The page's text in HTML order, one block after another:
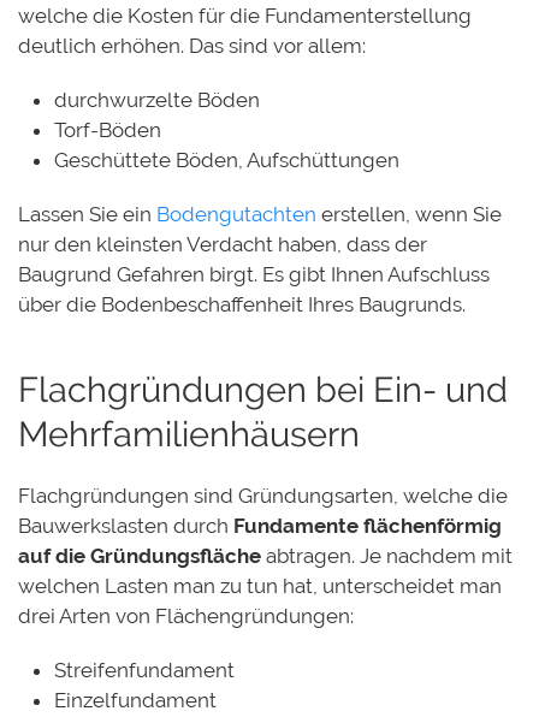
welche die Kosten für die Fundamenterstellung
deutlich erhöhen. Das sind vor allem:
durchwurzelte Böden
Torf-Böden
Geschüttete Böden, Aufschüttungen
Lassen Sie ein Bodengutachten erstellen, wenn Sie
nur den kleinsten Verdacht haben, dass der
Baugrund Gefahren birgt. Es gibt Ihnen Aufschluss
über die Bodenbeschaffenheit Ihres Baugrunds.
Flachgründungen bei Ein- und
Mehrfamilienhäusern
Flachgründungen sind Gründungsarten, welche die
Bauwerkslasten durch Fundamente flächenförmig
auf die Gründungsfläche abtragen. Je nachdem mit
welchen Lasten man zu tun hat, unterscheidet man
drei Arten von Flächengründungen:
Streifenfundament
Einzelfundament